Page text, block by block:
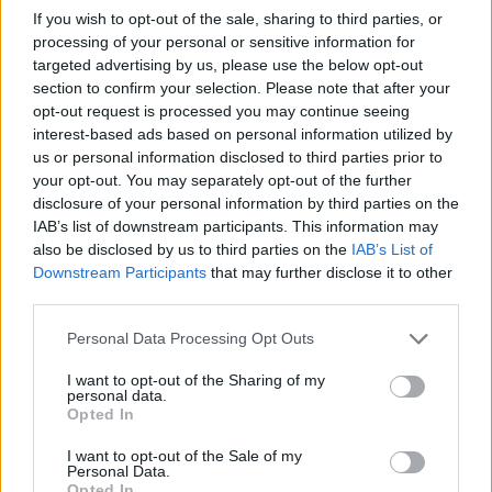
If you wish to opt-out of the sale, sharing to third parties, or
processing of your personal or sensitive information for
targeted advertising by us, please use the below opt-out
section to confirm your selection. Please note that after your
opt-out request is processed you may continue seeing
interest-based ads based on personal information utilized by
us or personal information disclosed to third parties prior to
your opt-out. You may separately opt-out of the further
disclosure of your personal information by third parties on the
IAB’s list of downstream participants. This information may
also be disclosed by us to third parties on the IAB’s List of
Downstream Participants that may further disclose it to other
Personal Data Processing Opt Outs
I want to opt-out of the Sharing of my
personal data.
Opted In
I want to opt-out of the Sale of my
Personal Data.
Forum:Schorzenia ucha
gość
ubytek słuchu-wyliczenie średniej z
częstotliwości
Witam, Czy to możliwe, że od 1.01.2024 weszła
tak rewolucyjna zmiana jak rozpoznanie wyniku
POWIĄZANE
niedosłuch